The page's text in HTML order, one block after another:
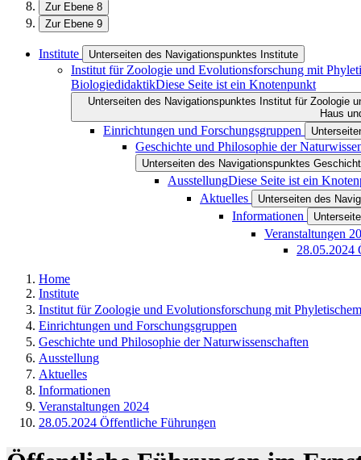
Zur Ebene 8
Zur Ebene 9
Institute Unterseiten des Navigationspunktes Institute
Institut für Zoologie und Evolutionsforschung mit
BiologiedidaktikDiese Seite ist ein Knotenpunkt
Unterseiten des Navigationspunktes Institut für Zoologie
Haus
Einrichtungen und Forschungsgruppen
Geschichte und Philosophie der
Unterseiten des Navigationspunktes
AusstellungDiese Seite ist ein
Aktuelles
Unterseiten des
Informationen
Veranstaltungen
28.05.2024
Home
Institute
Institut für Zoologie und Evolutionsforschung mit
Einrichtungen und Forschungsgruppen
Geschichte und Philosophie der Naturwissenschaften
Ausstellung
Aktuelles
Informationen
Veranstaltungen 2024
28.05.2024 Öffentliche Führungen